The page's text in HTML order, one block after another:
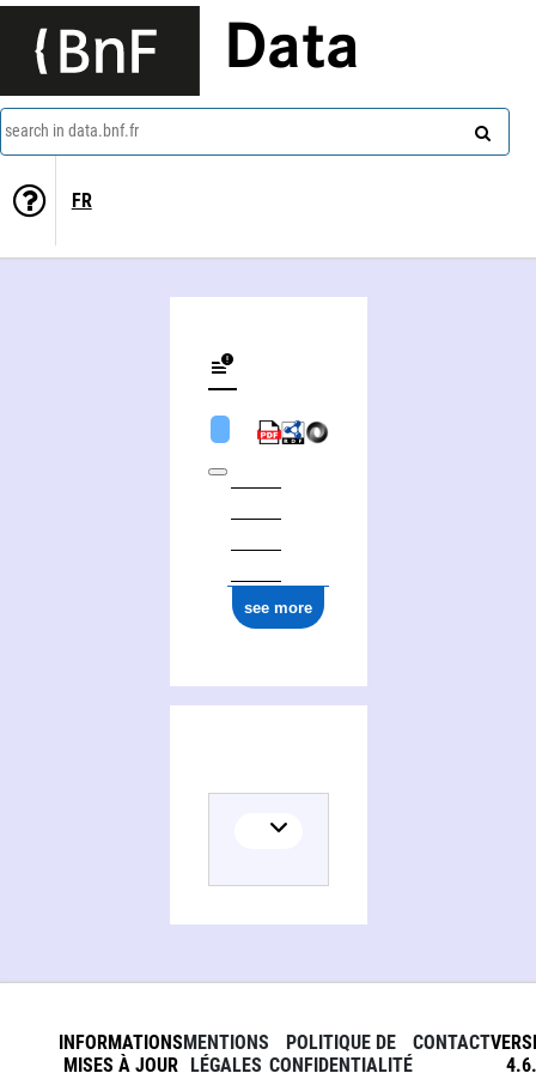
Data
search in data.bnf.fr
FR
see more
INFORMATIONS
MISES À JOUR
MENTIONS
LÉGALES
POLITIQUE DE
CONFIDENTIALITÉ
CONTACT